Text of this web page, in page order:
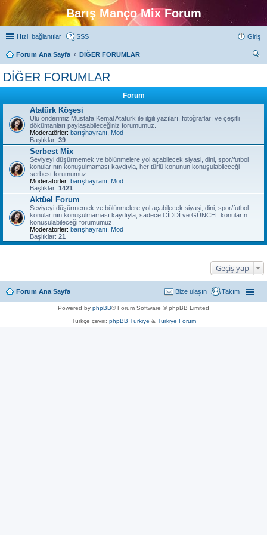
Barış Manço Mix Forum
Hızlı bağlantılar SSS Giriş
Forum Ana Sayfa
DİĞER FORUMLAR
DİĞER FORUMLAR
Forum
Atatürk Köşesi
Ulu önderimiz Mustafa Kemal Atatürk ile ilgili yazıları, fotoğrafları ve çeşitli
dökümanları paylaşabileceğiniz forumumuz.
Moderatörler: barışhayranı
Mod
Başlıklar: 39
Serbest Mix
Seviyeyi düşürmemek ve bölünmelere yol açabilecek siyasi, dini, spor/futbol
konularının konuşulmaması kaydıyla, her türlü konunun konuşulabileceği
serbest forumumuz.
Moderatörler: barışhayranı
Mod
Başlıklar: 1421
Aktüel Forum
Seviyeyi düşürmemek ve bölünmelere yol açabilecek siyasi, dini, spor/futbol
konularının konuşulmaması kaydıyla, sadece CİDDİ ve GÜNCEL konuların
konuşulabileceği forumumuz.
Moderatörler: barışhayranı
Mod
Başlıklar: 21
Geçiş yap
Forum Ana Sayfa Takım
Bize ulaşın
Powered by phpBB® Forum Software © phpBB Limited
Türkçe çeviri: phpBB Türkiye & Türkiye Forum